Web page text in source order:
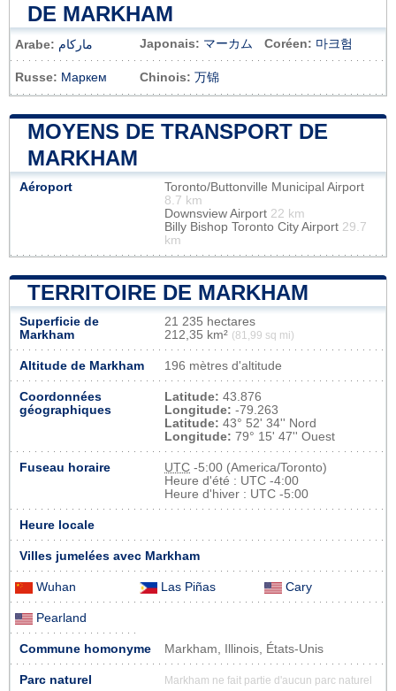
DE MARKHAM
Arabe: ماركام Japonais: マーカム Coréen: 마크험
Russe: Маркем Chinois: 万锦
MOYENS DE TRANSPORT DE
MARKHAM
Aéroport
Toronto/Buttonville Municipal Airport
8.7 km
Downsview Airport 22 km
Billy Bishop Toronto City Airport 29.7
km
TERRITOIRE DE MARKHAM
Superficie de
Markham
21 235 hectares
212,35 km² (81,99 sq mi)
Altitude de Markham 196 mètres d'altitude
Coordonnées
géographiques
Latitude: 43.876
Longitude: -79.263
Latitude: 43° 52' 34'' Nord
Longitude: 79° 15' 47'' Ouest
Fuseau horaire UTC -5:00 (America/Toronto)
Heure d'été : UTC -4:00
Heure d'hiver : UTC -5:00
Heure locale
Villes jumelées avec Markham
Wuhan Las Piñas Cary
Pearland
Commune homonyme Markham, Illinois, États-Unis
Parc naturel Markham ne fait partie d'aucun parc naturel